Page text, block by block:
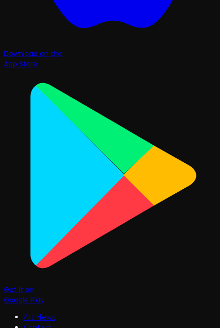
Download on the
App Store
Get it on
Google Play
Art News